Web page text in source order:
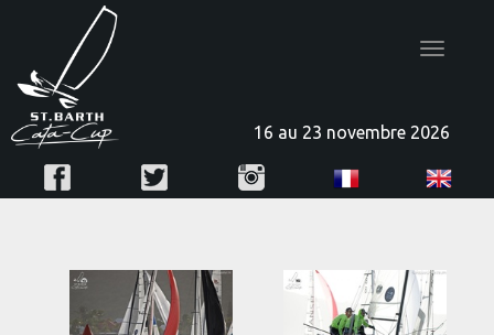
Toggle
16 au 23 novembre 2026